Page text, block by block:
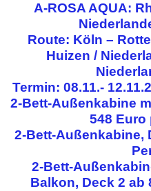
A-ROSA AQUA:
Route: Köln –
Huizen /
Termin: 08.11.-
2-Bett-Außenkabine
548 Euro
2-Bett-Außenkabine,
2-Bett-
Balkon, Deck 2 ab